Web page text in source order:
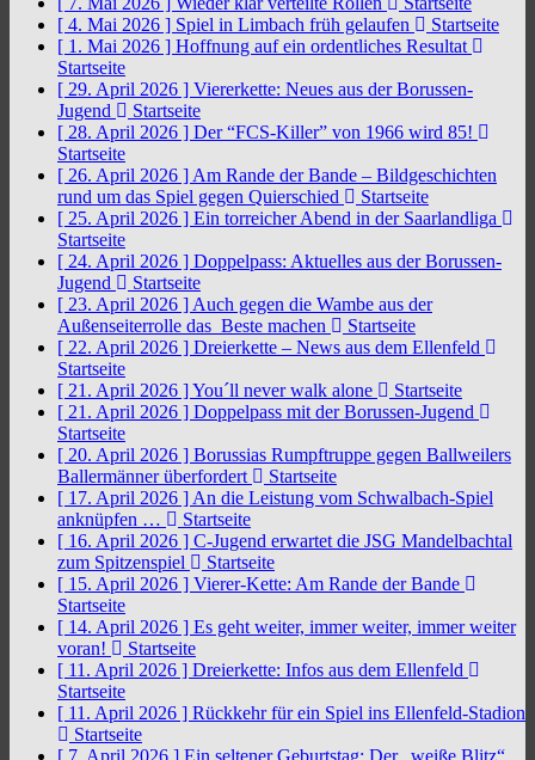
[ 4. Mai 2026 ] Spiel in Limbach früh gelaufen
Startseite
[ 1. Mai 2026 ] Hoffnung auf ein ordentliches Resultat
Startseite
[ 29. April 2026 ] Viererkette: Neues aus der Borussen-
Jugend
Startseite
[ 28. April 2026 ] Der “FCS-Killer” von 1966 wird 85!
Startseite
[ 26. April 2026 ] Am Rande der Bande – Bildgeschichten
rund um das Spiel gegen Quierschied
Startseite
[ 25. April 2026 ] Ein torreicher Abend in der Saarlandliga
Startseite
[ 24. April 2026 ] Doppelpass: Aktuelles aus der Borussen-
Jugend
Startseite
[ 23. April 2026 ] Auch gegen die Wambe aus der
Außenseiterrolle das Beste machen
Startseite
[ 22. April 2026 ] Dreierkette – News aus dem Ellenfeld
Startseite
[ 21. April 2026 ]You´ll never walk alone
Startseite
[ 21. April 2026 ] Doppelpass mit der Borussen-Jugend
Startseite
[ 20. April 2026 ] Borussias Rumpftruppe gegen Ballweilers
Ballermänner überfordert
Startseite
[ 17. April 2026 ] An die Leistung vom Schwalbach-Spiel
anknüpfen …
Startseite
[ 16. April 2026 ] C-Jugend erwartet die JSG Mandelbachtal
zum Spitzenspiel
Startseite
[ 15. April 2026 ] Vierer-Kette: Am Rande der Bande
Startseite
[ 14. April 2026 ] Es geht weiter, immer weiter, immer weiter
voran!
Startseite
[ 11. April 2026 ] Dreierkette: Infos aus dem Ellenfeld
Startseite
[ 11. April 2026 ] Rückkehr für ein Spiel ins Ellenfeld-Stadion
Startseite
[ 7. April 2026 ] Ein seltener Geburtstag: Der „weiße Blitz“